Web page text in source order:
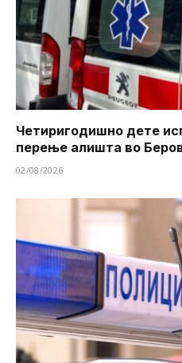
Четиригодишно дете
перење алишта во
02/08/2026